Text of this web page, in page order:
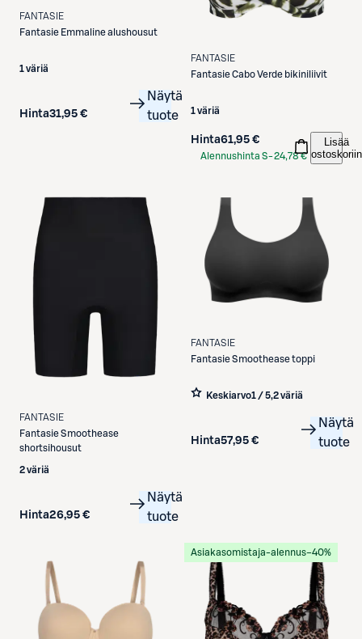
FANTASIE
Fantasie Emmaline alushousut
1 väriä
Hinta31,95 €
Näytä
tuote
FANTASIE
FantasieCabo Verde bikiniliivit
1 väriä
Hinta61,95 €
Alennushinta S-24,78 €
Lisää
ostoskoriin
FANTASIE
FantasieSmoothease
shortsihousut
2 väriä
Hinta26,95 €
Näytä
tuote
FANTASIE
FantasieSmoothease toppi
Keskiarvo1 / 5,2 väriä
Hinta57,95 €
Näytä
tuote
Asiakasomistaja-alennus−40%